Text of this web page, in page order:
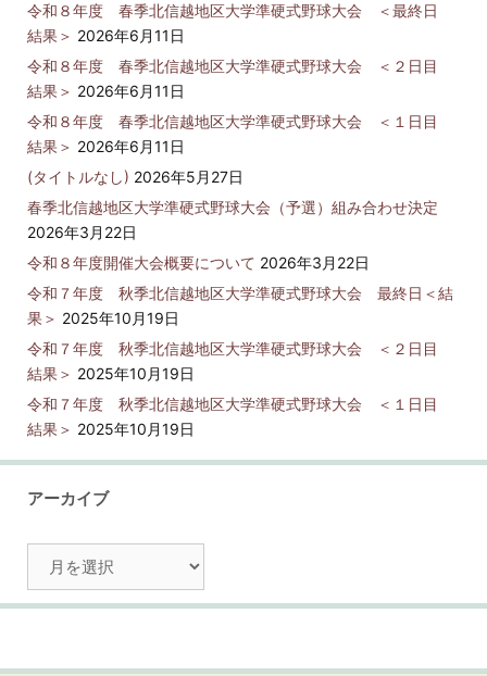
令和８年度 春季北信越地区大学準硬式野球大会 ＜最終日
結果＞ 2026年6月11日
令和８年度 春季北信越地区大学準硬式野球大会 ＜２日目
結果＞ 2026年6月11日
令和８年度 春季北信越地区大学準硬式野球大会 ＜１日目
結果＞ 2026年6月11日
(タイトルなし) 2026年5月27日
春季北信越地区大学準硬式野球大会（予選）組み合わせ決定
2026年3月22日
令和８年度開催大会概要について 2026年3月22日
令和７年度 秋季北信越地区大学準硬式野球大会 最終日＜結
果＞ 2025年10月19日
令和７年度 秋季北信越地区大学準硬式野球大会 ＜２日目
結果＞ 2025年10月19日
令和７年度 秋季北信越地区大学準硬式野球大会 ＜１日目
結果＞ 2025年10月19日
アーカイブ
カ